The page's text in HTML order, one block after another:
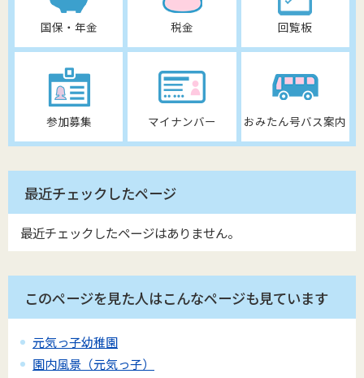
国保・年金 税金 回覧板
参加募集 マイナンバー おみたん号バス案内
最近チェックしたページ
最近チェックしたページはありません。
このページを見た人はこんなページも見ています
元気っ子幼稚園
園内風景（元気っ子）